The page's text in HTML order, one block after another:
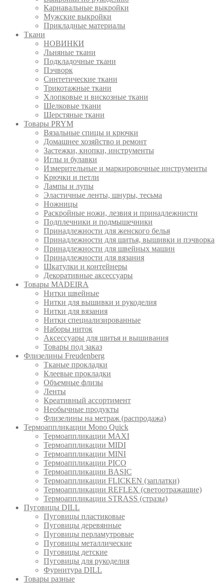
Карнавальные выкройки
Мужские выкройки
Прикладные материалы
Ткани
НОВИНКИ
Льняные ткани
Подкладочные ткани
Пэчворк
Синтетические ткани
Трикотажные ткани
Хлопковые и вискозные ткани
Шелковые ткани
Шерстяные ткани
Товары PRYM
Вязальные спицы и крючки
Домашнее хозяйство и ремонт
Застежки, кнопки, инструменты
Иглы и булавки
Измерительные и маркировочные инструменты
Крючки и петли
Лампы и лупы
Эластичные ленты, шнуры, тесьма
Ножницы
Раскройные ножи, лезвия и принадлежнисти
Подплечники и подмышечники
Принадлежности для женского белья
Принадлежности для шитья, вышивки и пэчворка
Принадлежности для швейных машин
Принадлежности для вязания
Шкатулки и контейнеры
Декоративные аксессуары
Товары MADEIRA
Нитки швейные
Нитки для вышивки и рукоделия
Нитки для вязания
Нитки специализированные
Наборы ниток
Аксессуары для шитья и вышивания
Товары под заказ
Флизелины Freudenberg
Тканые прокладки
Клеевые прокладки
Объемные флизы
Ленты
Креативный ассортимент
Необычные продукты
Флизелины на метраж (распродажа)
Термоаппликации Mono Quick
Термоаппликации MAXI
Термоаппликации MIDI
Термоаппликации MINI
Термоаппликации PICO
Термоаппликации BASIC
Термоаппликации FLICKEN (заплатки)
Термоаппликации REFLEX (светоотражащие)
Термоаппликации STRASS (стразы)
Пуговицы DILL
Пуговицы пластиковые
Пуговицы деревянные
Пуговицы перламутровые
Пуговицы металлические
Пуговицы детские
Пуговицы для рукоделия
Фурнитура DILL
Товары разные